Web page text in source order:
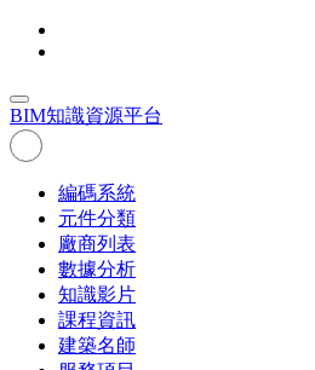
BIM知識資源平台
編碼系統
元件分類
廠商列表
數據分析
知識影片
課程資訊
建築名師